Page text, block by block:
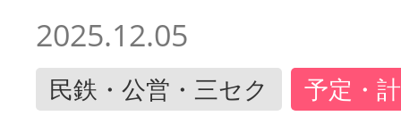
2025.12.05
民鉄・公営・三セク 予定・